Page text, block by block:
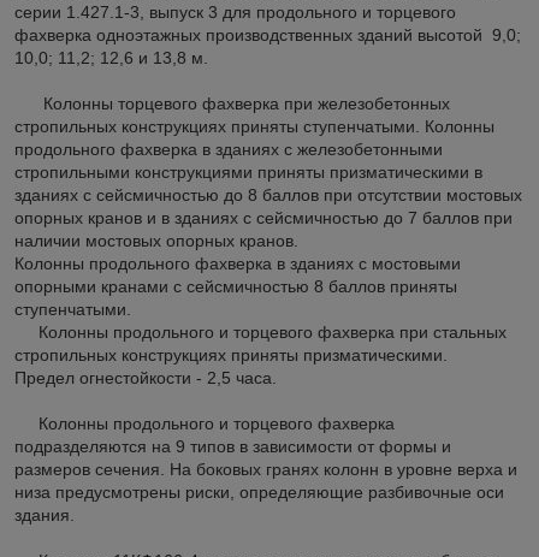
серии 1.427.1-3, выпуск 3 для продольного и торцевого
фахверка одноэтажных производственных зданий высотой 9,0;
10,0; 11,2; 12,6 и 13,8 м.
Колонны торцевого фахверка при железобетонных
стропильных конструкциях приняты ступенчатыми. Колонны
продольного фахверка в зданиях с железобетонными
стропильными конструкциями приняты призматическими в
зданиях с сейсмичностью до 8 баллов при отсутствии мостовых
опорных кранов и в зданиях с сейсмичностью до 7 баллов при
наличии мостовых опорных кранов.
Колонны продольного фахверка в зданиях с мостовыми
опорными кранами с сейсмичностью 8 баллов приняты
ступенчатыми.
Колонны продольного и торцевого фахверка при стальных
стропильных конструкциях приняты призматическими.
Предел огнестойкости - 2,5 часа.
Колонны продольного и торцевого фахверка
подразделяются на 9 типов в зависимости от формы и
размеров сечения. На боковых гранях колонн в уровне верха и
низа предусмотрены риски, определяющие разбивочные оси
здания.